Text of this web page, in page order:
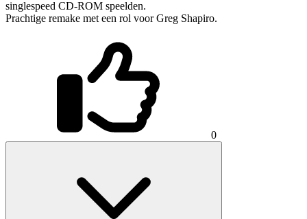
singlespeed CD-ROM speelden.
Prachtige remake met een rol voor Greg Shapiro.
0